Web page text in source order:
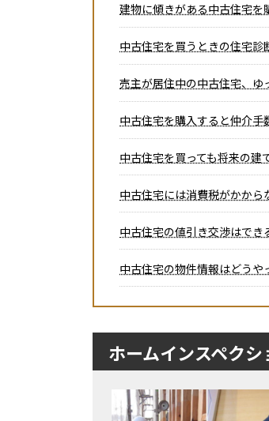
建物に傾きがある中古住宅を
中古住宅を買うときの住宅
売主が居住中の中古住宅、ゆ
中古住宅を購入すると仲介手
中古住宅を買っても将来の建
中古住宅には消費税がかから
中古住宅の値引き交渉はでき
中古住宅の物件情報はどうや
ホームインスペク